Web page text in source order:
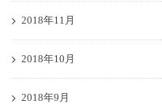
2018年11月
2018年10月
2018年9月